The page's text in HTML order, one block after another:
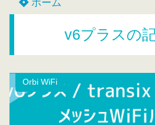
ホーム
v6プラスの
Orbi WiFi